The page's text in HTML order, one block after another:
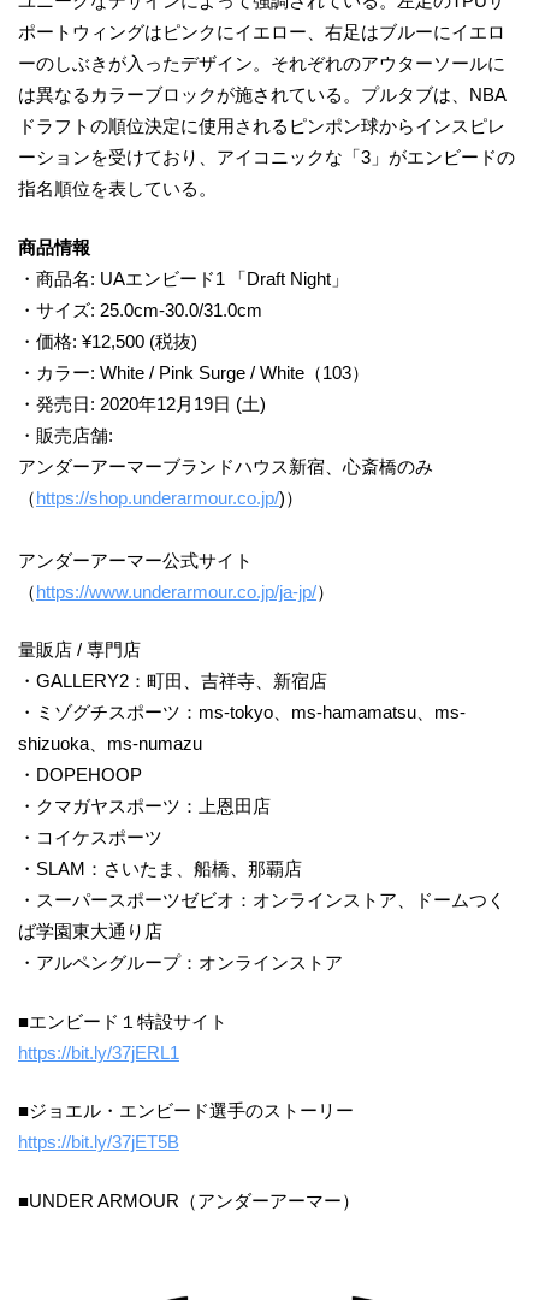
ポートウィングはピンクにイエロー、右足はブルーにイエロ
ーのしぶきが入ったデザイン。それぞれのアウターソールに
は異なるカラーブロックが施されている。プルタブは、NBA
ドラフトの順位決定に使用されるピンポン球からインスピレ
ーションを受けており、アイコニックな「3」がエンビードの
指名順位を表している。​
商品情報​ ​
・商品名: UAエンビード1 ​「Draft Night」 ​
・サイズ: 25.0cm-30.0/31.0cm ​ ​
・価格: ¥12,500 (税抜)​ ​
・カラー: White / Pink Surge / White（103）​
・発売日: 2020年12月19日 (土)​ ​
・販売店舗:
アンダーアーマーブランドハウス新宿、心斎橋のみ​
（https://shop.underarmour.co.jp/)）
アンダーアーマー公式サイト​
（https://www.underarmour.co.jp/ja-jp/）
量販店 / 専門店​
・GALLERY2：町田、吉祥寺、新宿店​
・ミゾグチスポーツ：ms-tokyo、ms-hamamatsu、ms-
shizuoka、ms-numazu​
・DOPEHOOP​
・クマガヤスポーツ：上恩田店​
・コイケスポーツ​
・SLAM：さいたま、船橋、那覇店​
・スーパースポーツゼビオ：オンラインストア、ドームつく
ば学園東大通り店​
・アルペングループ：オンラインストア​
■エンビード１特設サイト ​
https://bit.ly/37jERL1
■ジョエル・エンビード選手のストーリー ​
https://bit.ly/37jET5B
​■UNDER ARMOUR（アンダーアーマー）